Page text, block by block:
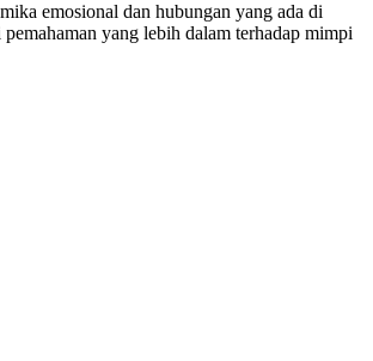
emosional dan hubungan yang ada di
yang lebih dalam terhadap mimpi